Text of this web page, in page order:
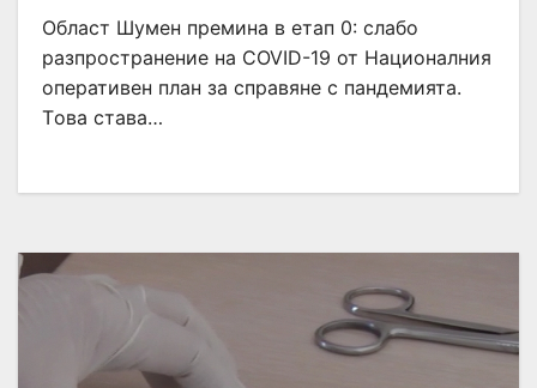
Oбласт Шумен премина в етап 0: слабо
разпространение на COVID-19 от Националния
оперативен план за справяне с пандемията.
Tова става…